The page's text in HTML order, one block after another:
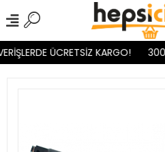
ÜCRETSİZ KARGO!